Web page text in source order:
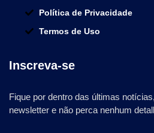
Política de Privacidade
Termos de Uso
Inscreva-se
Fique por dentro das últimas
newsletter e não perca nenhum